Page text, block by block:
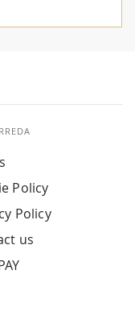
Policy
Policy
us